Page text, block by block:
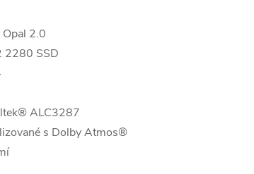
2.0
2280 SSD
ALC3287
s Dolby Atmos®